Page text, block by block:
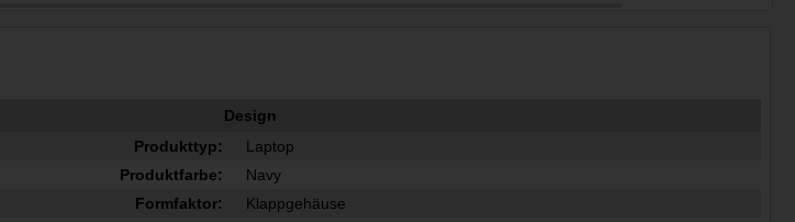
Design
Produkttyp:
Laptop
Produktfarbe:
Navy
Formfaktor:
Klappgehäuse